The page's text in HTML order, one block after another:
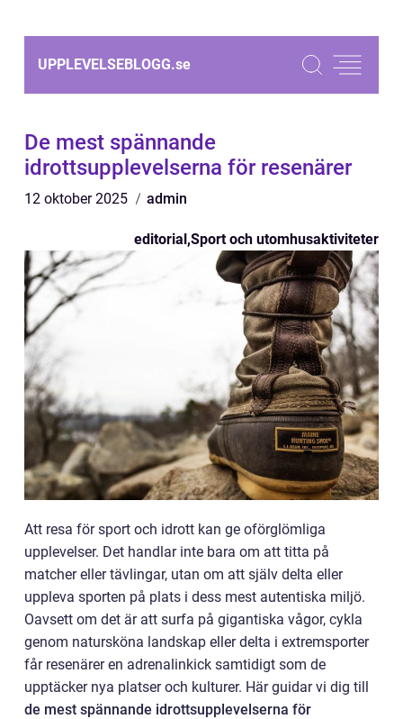
UPPLEVELSEBLOGG.se
De mest spännande
idrottsupplevelserna för resenärer
12 oktober 2025 admin
editorial,Sport och utomhusaktiviteter
Att resa för sport och idrott kan ge oförglömliga
upplevelser. Det handlar inte bara om att titta på
matcher eller tävlingar, utan om att själv delta eller
uppleva sporten på plats i dess mest autentiska miljö.
Oavsett om det är att surfa på gigantiska vågor, cykla
genom natursköna landskap eller delta i extremsporter
får resenärer en adrenalinkick samtidigt som de
upptäcker nya platser och kulturer. Här guidar vi dig till
de mest spännande idrottsupplevelserna för